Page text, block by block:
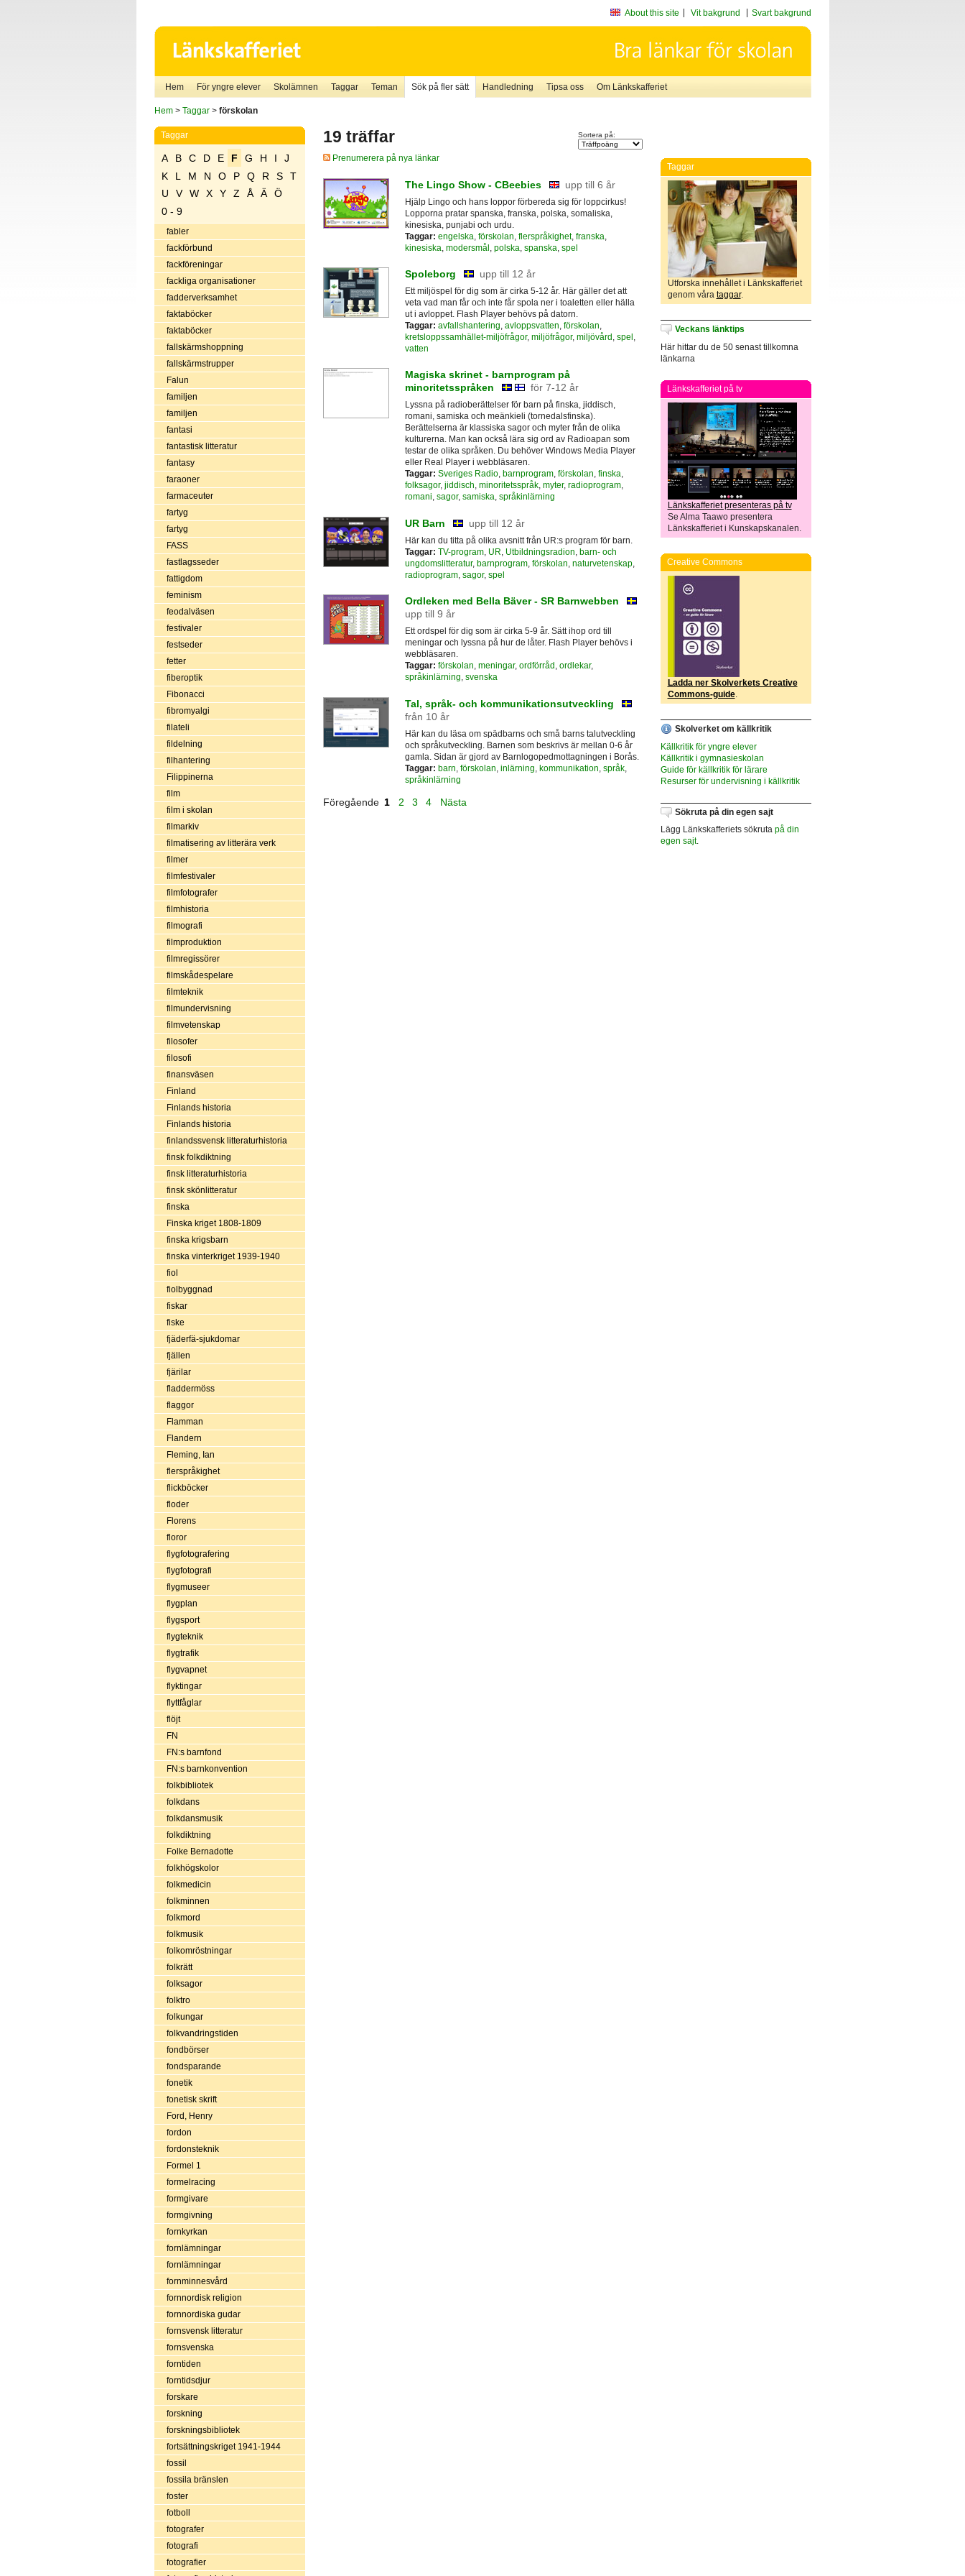
About this site Vit bakgrund Svart bakgrund
Hem För yngre elever Skolämnen Taggar Teman Sök på fler sätt Handledning Tipsa oss Om Länkskafferiet
Hem> Taggar> förskolan
Taggar
A B C D E F G H I
J
K
L M N O P Q R S
T
U
V W X Y Z Å Ä
Ö
0 - 9
fabler
fackförbund
fackföreningar
fackliga organisationer
fadderverksamhet
faktaböcker
faktaböcker
fallskärmshoppning
fallskärmstrupper
Falun
familjen
familjen
fantasi
fantastisk litteratur
fantasy
faraoner
farmaceuter
fartyg
fartyg
FASS
fastlagsseder
fattigdom
feminism
feodalväsen
festivaler
festseder
fetter
fiberoptik
Fibonacci
fibromyalgi
filateli
fildelning
filhantering
Filippinerna
film
film i skolan
filmarkiv
filmatisering av litterära verk
filmer
filmfestivaler
filmfotografer
filmhistoria
filmografi
filmproduktion
filmregissörer
filmskådespelare
filmteknik
filmundervisning
filmvetenskap
filosofer
filosofi
finansväsen
Finland
Finlands historia
Finlands historia
finlandssvensk litteraturhistoria
finsk folkdiktning
finsk litteraturhistoria
finsk skönlitteratur
finska
Finska kriget 1808-1809
finska krigsbarn
finska vinterkriget 1939-1940
fiol
fiolbyggnad
fiskar
fiske
fjäderfä-sjukdomar
fjällen
fjärilar
fladdermöss
flaggor
Flamman
Flandern
Fleming, Ian
flerspråkighet
flickböcker
floder
Florens
floror
flygfotografering
flygfotografi
flygmuseer
flygplan
flygsport
flygteknik
flygtrafik
flygvapnet
flyktingar
flyttfåglar
flöjt
FN
FN:s barnfond
FN:s barnkonvention
folkbibliotek
folkdans
folkdansmusik
folkdiktning
Folke Bernadotte
folkhögskolor
folkmedicin
folkminnen
folkmord
folkmusik
folkomröstningar
folkrätt
folksagor
folktro
folkungar
folkvandringstiden
fondbörser
fondsparande
fonetik
fonetisk skrift
Ford, Henry
fordon
fordonsteknik
Formel 1
formelracing
formgivare
formgivning
fornkyrkan
fornlämningar
fornlämningar
fornminnesvård
fornnordisk religion
fornnordiska gudar
fornsvensk litteratur
fornsvenska
forntiden
forntidsdjur
forskare
forskning
forskningsbibliotek
fortsättningskriget 1941-1944
fossil
fossila bränslen
foster
fotboll
fotografer
fotografi
fotografier
19 träffar Sortera på:
Prenumerera på nya länkar
The Lingo Show - CBeebies upp till 6 år
Hjälp Lingo och hans loppor förbereda sig för loppcirkus!
Lopporna pratar spanska, franska, polska, somaliska,
kinesiska, punjabi och urdu.
Taggar: engelska förskolan flerspråkighet, franska
kinesiska modersmål polska spanska spel
Spoleborg upp till 12 år
Ett miljöspel för dig som är cirka 5-12 år. Här gäller det att
veta vad man får och inte får spola ner i toaletten eller hälla
ut i avloppet. Flash Player behövs på datorn.
Taggar: avfallshantering, avloppsvatten, förskolan,
kretsloppssamhället-miljöfrågor, miljöfrågor, miljövård , spel ,
vatten
Magiska skrinet - barnprogram på
minoritetsspråken
för 7-12 år
Lyssna på radioberättelser för barn på finska, jiddisch,
romani, samiska och meänkieli (tornedalsfinska).
Berättelserna är klassiska sagor och myter från de olika
kulturerna. Man kan också lära sig ord av Radioapan som
testar de olika språken. Du behöver Windows Media Player
eller Real Player i webbläsaren.
Taggar: Sveriges Radio, barnprogram, förskolan, finska,
folksagor, jiddisch, minoritetsspråk, myter, radioprogram,
romani, sagor, samiska, språkinlärning
UR Barn upp till 12 år
Här kan du titta på olika avsnitt från UR:s program för barn.
Taggar: TV-program, UR, Utbildningsradion, barn- och
ungdomslitteratur, barnprogram, förskolan, naturvetenskap,
radioprogram, sagor, spel
Ordleken med Bella Bäver - SR Barnwebben
upp till 9 år
Ett ordspel för dig som är cirka 5-9 år. Sätt ihop ord till
meningar och lyssna på hur de låter. Flash Player behövs i
webbläsaren.
Taggar: förskolan, meningar, ordförråd , ordlekar,
språkinlärning, svenska
Tal, språk- och kommunikationsutveckling
från 10 år
Här kan du läsa om spädbarns och små barns talutveckling
och språkutveckling. Barnen som beskrivs är mellan 0-6 år
gamla. Sidan är gjord av Barnlogopedmottagningen i Borås.
Taggar: barn förskolan inlärning kommunikation språk,
språkinlärning
Föregående 1 2 3 4 Nästa
Taggar
Utforska innehållet i Länkskafferiet
genom våra taggar.
Veckans länktips
Här hittar du de 50 senast tillkomna
länkarna
Länkskafferiet på tv
Länkskafferiet presenteras på tv
Se Alma Taawo presentera
Länkskafferiet i Kunskapskanalen.
Creative Commons
Ladda ner Skolverkets Creative
Commons-guide.
Skolverket om källkritik
Källkritik för yngre elever
Källkritik i gymnasieskolan
Guide för källkritik för lärare
Resurser för undervisning i källkritik
Sökruta på din egen sajt
Lägg Länkskafferiets sökruta på din
egen sajt.